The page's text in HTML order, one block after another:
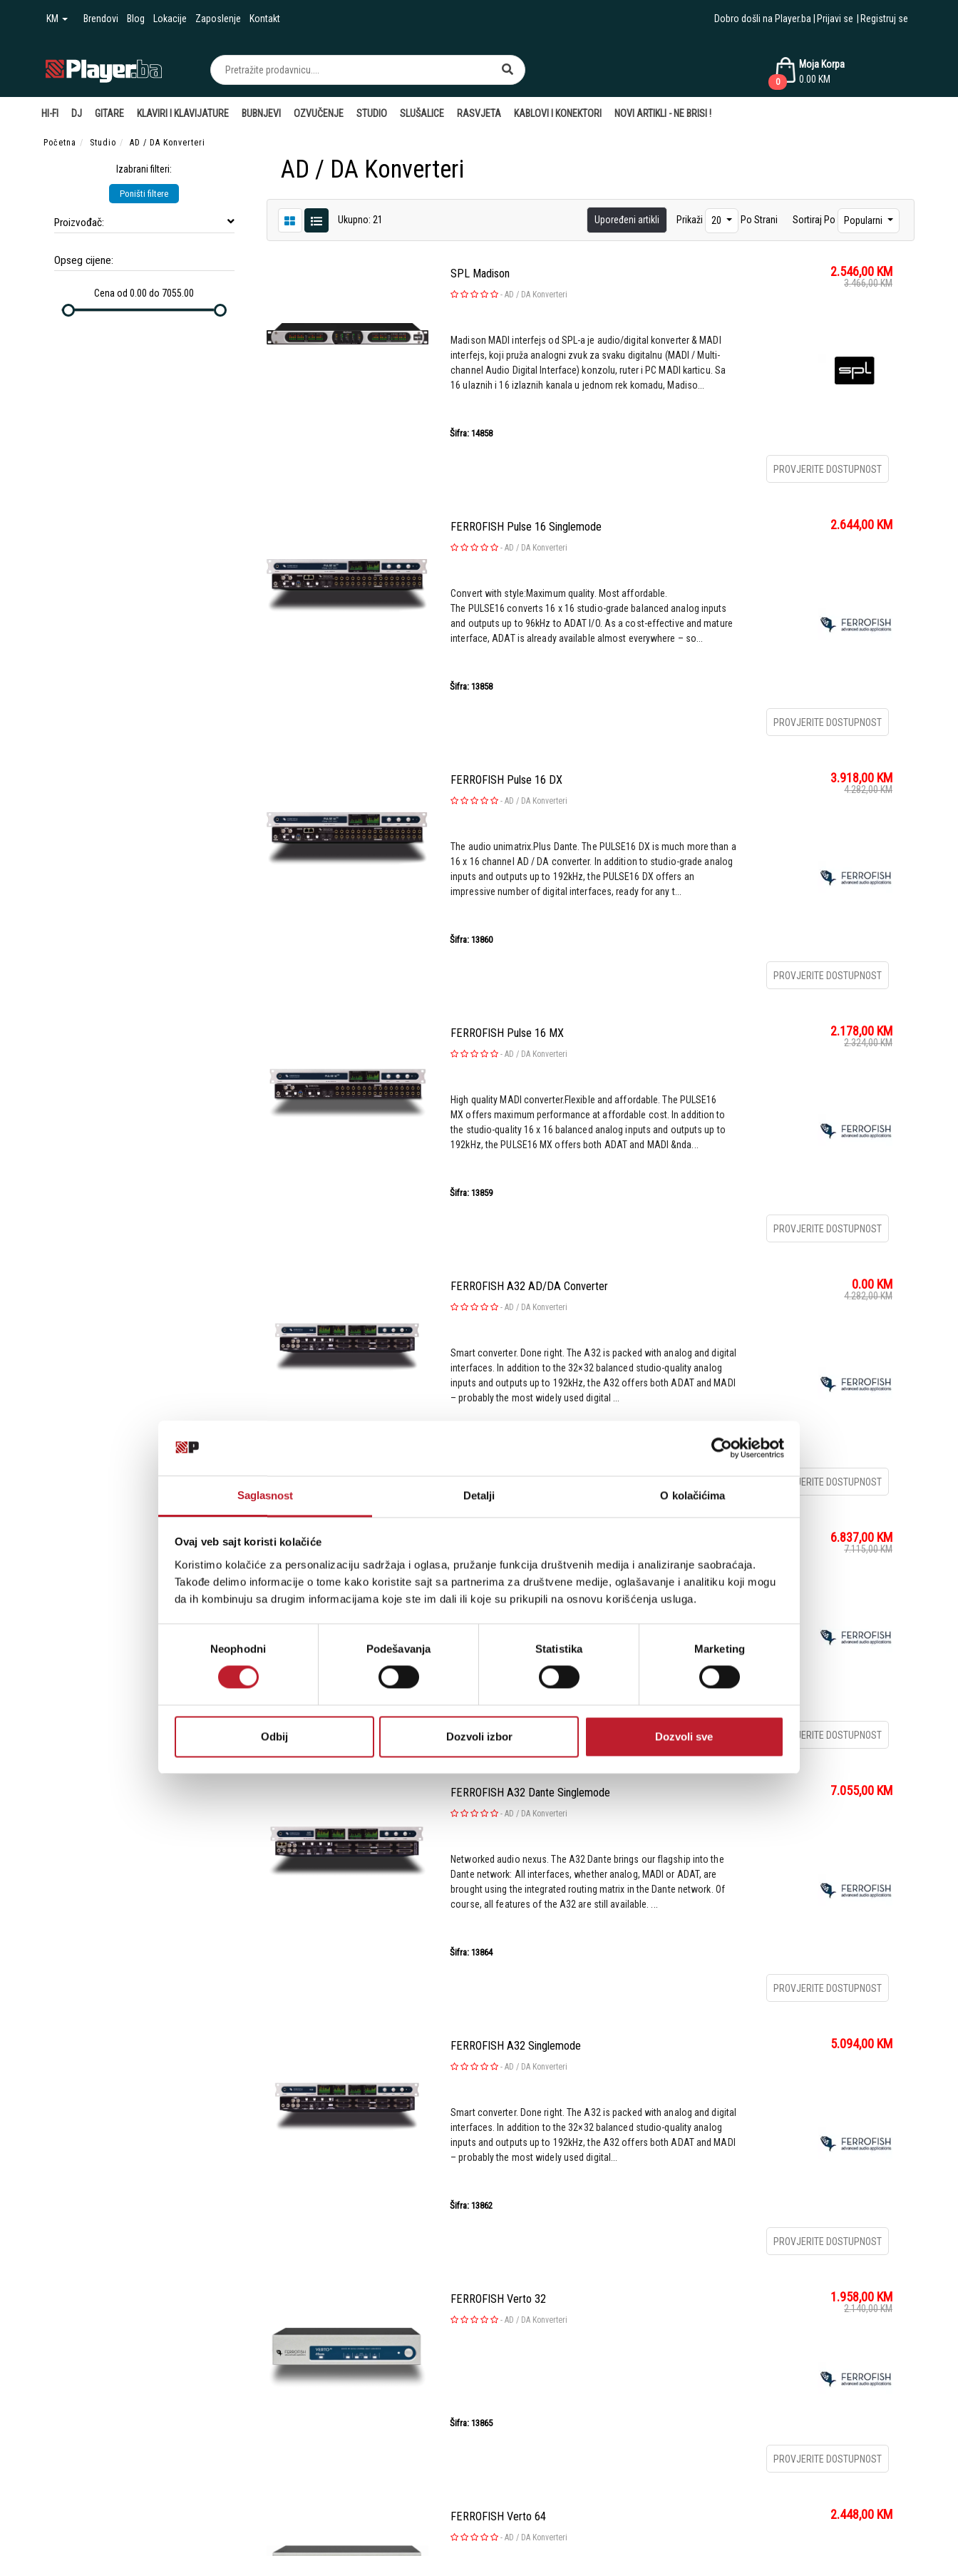
Saglasnost Detalji O kolačićima
Ovaj veb sajt koristi kolačiće
Koristimo kolačiće za personalizaciju sadržaja i oglasa, pružanje funkcija društvenih medija i analiziranje saobraćaja.
Takođe delimo informacije o tome kako koristite sajt sa partnerima za društvene medije, oglašavanje i analitiku koji mogu
da ih kombinuju sa drugim informacijama koje ste im dali ili koje su prikupili na osnovu korišćenja usluga.
сагласностиNeophodni Podešavanja Statistika Marketing
Odbij Dozvoli izbor Dozvoli sve
KM Brendovi Blog Lokacije Zaposlenje Kontakt Dobro došli na Player.ba Prijavi se Registruj se
Moja Korpa
0.00 KM
0
HI-FI DJ GITARE KLAVIRI I KLAVIJATURE BUBNJEVI OZVUČENJE STUDIO SLUŠALICE RASVJETA KABLOVI I KONEKTORI NOVI ARTIKLI - NE BRISI !
Početna Studio AD / DA Konverteri
Izabrani filteri:
Poništi filtere
Proizvođač:
Opseg cijene:
Cena od 0.00 do 7055.00
AD / DA Konverteri
Ukupno: 21 Upoređeni artikli Prikaži 20 Po Strani Sortiraj Po Popularni
SPL Madison
-AD / DA Konverteri
2.546,00 KM
3.466,00KM
Madison MADI interfejs od SPL-a je audio/digital konverter & MADI
interfejs, koji pruža analogni zvuk za svaku digitalnu (MADI / Multi-
channel Audio Digital Interface) konzolu, ruter i PC MADI karticu. Sa
16 ulaznih i 16 izlaznih kanala u jednom rek komadu, Madiso...
Šifra: 14858
PROVJERITE DOSTUPNOST
FERROFISH Pulse 16 Singlemode
-AD / DA Konverteri
2.644,00 KM
Convert with style:Maximum quality. Most affordable.
The PULSE16 converts 16 x 16 studio-grade balanced analog inputs
and outputs up to 96kHz to ADAT I/O. As a cost-effective and mature
interface, ADAT is already available almost everywhere – so...
Šifra: 13858
PROVJERITE DOSTUPNOST
FERROFISH Pulse 16 DX
-AD / DA Konverteri
3.918,00 KM
4.282,00KM
The audio unimatrix.Plus Dante. The PULSE16 DX is much more than a
16 x 16 channel AD / DA converter. In addition to studio-grade analog
inputs and outputs up to 192kHz, the PULSE16 DX offers an
impressive number of digital interfaces, ready for any t...
Šifra: 13860
PROVJERITE DOSTUPNOST
FERROFISH Pulse 16 MX
-AD / DA Konverteri
2.178,00 KM
2.324,00KM
High quality MADI converter.Flexible and affordable. The PULSE16
MX offers maximum performance at affordable cost. In addition to
the studio-quality 16 x 16 balanced analog inputs and outputs up to
192kHz, the PULSE16 MX offers both ADAT and MADI &nda...
Šifra: 13859
PROVJERITE DOSTUPNOST
FERROFISH A32 AD/DA Converter
-AD / DA Konverteri
0.00 KM
4.282,00KM
Smart converter. Done right. The A32 is packed with analog and digital
interfaces. In addition to the 32×32 balanced studio-quality analog
inputs and outputs up to 192kHz, the A32 offers both ADAT and MADI
– probably the most widely used digital ...
PROVJERITE DOSTUPNOST
- AD / DA Konverteri
6.837,00 KM
7.115,00KM
Networked audio nexus. The A32 Dante brings our flagship into the
Dante network: All interfaces, whether analog, MADI or ADAT, are
course, all features of the A32 are still available. ...
PROVJERITE DOSTUPNOST
FERROFISH A32 Dante Singlemode
-AD / DA Konverteri
7.055,00 KM
Networked audio nexus. The A32 Dante brings our flagship into the
Dante network: All interfaces, whether analog, MADI or ADAT, are
brought using the integrated routing matrix in the Dante network. Of
course, all features of the A32 are still available. ...
Šifra: 13864
PROVJERITE DOSTUPNOST
FERROFISH A32 Singlemode
-AD / DA Konverteri
5.094,00 KM
Smart converter. Done right. The A32 is packed with analog and digital
interfaces. In addition to the 32×32 balanced studio-quality analog
inputs and outputs up to 192kHz, the A32 offers both ADAT and MADI
– probably the most widely used digital...
Šifra: 13862
PROVJERITE DOSTUPNOST
FERROFISH Verto 32
-AD / DA Konverteri
1.958,00 KM
2.140,00KM
Šifra: 13865
PROVJERITE DOSTUPNOST
FERROFISH Verto 64
-AD / DA Konverteri
2.448,00 KM